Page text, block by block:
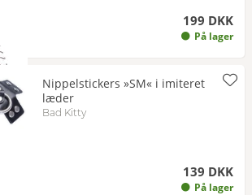
199 DKK
På lager
Nippelstickers »SM« i imiteret
læder
Bad Kitty
139 DKK
På lager